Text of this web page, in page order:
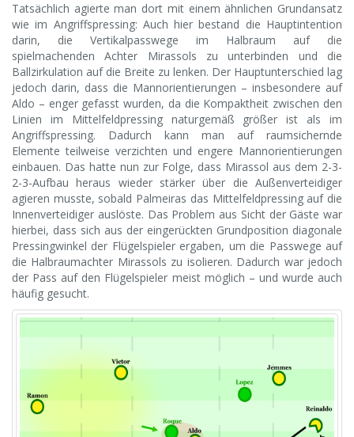
Tatsächlich agierte man dort mit einem ähnlichen Grundansatz
wie im Angriffspressing: Auch hier bestand die Hauptintention
darin, die Vertikalpasswege im Halbraum auf die
spielmachenden Achter Mirassols zu unterbinden und die
Ballzirkulation auf die Breite zu lenken. Der Hauptunterschied lag
jedoch darin, dass die Mannorientierungen – insbesondere auf
Aldo – enger gefasst wurden, da die Kompaktheit zwischen den
Linien im Mittelfeldpressing naturgemäß größer ist als im
Angriffspressing. Dadurch kann man auf raumsichernde
Elemente teilweise verzichten und engere Mannorientierungen
einbauen. Das hatte nun zur Folge, dass Mirassol aus dem 2-3-
2-3-Aufbau heraus wieder stärker über die Außenverteidiger
agieren musste, sobald Palmeiras das Mittelfeldpressing auf die
Innenverteidiger auslöste. Das Problem aus Sicht der Gäste war
hierbei, dass sich aus der eingerückten Grundposition diagonale
Pressingwinkel der Flügelspieler ergaben, um die Passwege auf
die Halbraumachter Mirassols zu isolieren. Dadurch war jedoch
der Pass auf den Flügelspieler meist möglich – und wurde auch
häufig gesucht.